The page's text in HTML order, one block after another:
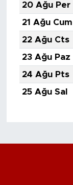
20 Ağu Per
21 Ağu Cum
22 Ağu Cts
23 Ağu Paz
24 Ağu Pts
25 Ağu Sal